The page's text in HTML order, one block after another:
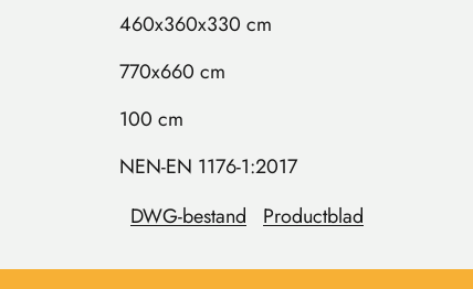
460x360x330 cm
770x660 cm
100 cm
NEN-EN 1176-1:2017
DWG-bestand Productblad